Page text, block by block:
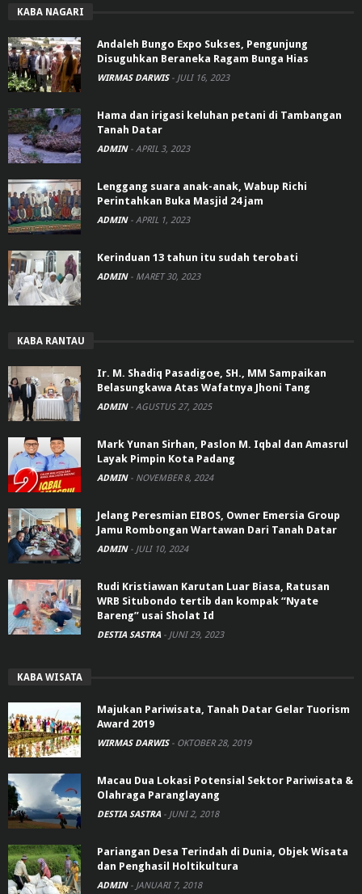
KABA NAGARI
Andaleh Bungo Expo Sukses, Pengunjung
Disuguhkan Beraneka Ragam Bunga Hias
WIRMAS DARWIS - JULI 16, 2023
Hama dan irigasi keluhan petani di Tambangan
Tanah Datar
ADMIN - APRIL 3, 2023
Lenggang suara anak-anak, Wabup Richi
Perintahkan Buka Masjid 24 jam
ADMIN - APRIL 1, 2023
Kerinduan 13 tahun itu sudah terobati
ADMIN - MARET 30, 2023
KABA RANTAU
Ir. M. Shadiq Pasadigoe, SH., MM Sampaikan
Belasungkawa Atas Wafatnya Jhoni Tang
ADMIN - AGUSTUS 27, 2025
Mark Yunan Sirhan, Paslon M. Iqbal dan Amasrul
Layak Pimpin Kota Padang
ADMIN - NOVEMBER 8, 2024
Jelang Peresmian EIBOS, Owner Emersia Group
Jamu Rombongan Wartawan Dari Tanah Datar
ADMIN - JULI 10, 2024
Rudi Kristiawan Karutan Luar Biasa, Ratusan
WRB Situbondo tertib dan kompak “Nyate
Bareng” usai Sholat Id
DESTIA SASTRA - JUNI 29, 2023
KABA WISATA
Majukan Pariwisata, Tanah Datar Gelar Tuorism
Award 2019
WIRMAS DARWIS - OKTOBER 28, 2019
Macau Dua Lokasi Potensial Sektor Pariwisata &
Olahraga Paranglayang
DESTIA SASTRA - JUNI 2, 2018
Pariangan Desa Terindah di Dunia, Objek Wisata
dan Penghasil Holtikultura
ADMIN - JANUARI 7, 2018